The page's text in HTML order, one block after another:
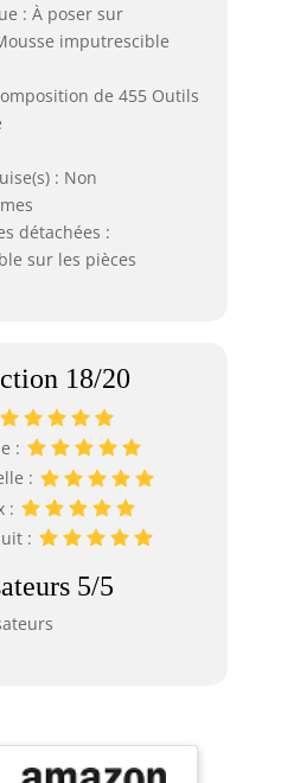
: À poser sur
imputrescible
de 455 Outils
: Non
détachées :
sur les pièces
18/20
:
:
:
:
5/5